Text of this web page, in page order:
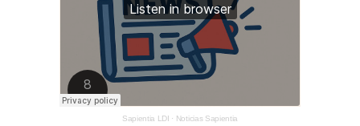
Sapientia LDI · Noticias Sapientia